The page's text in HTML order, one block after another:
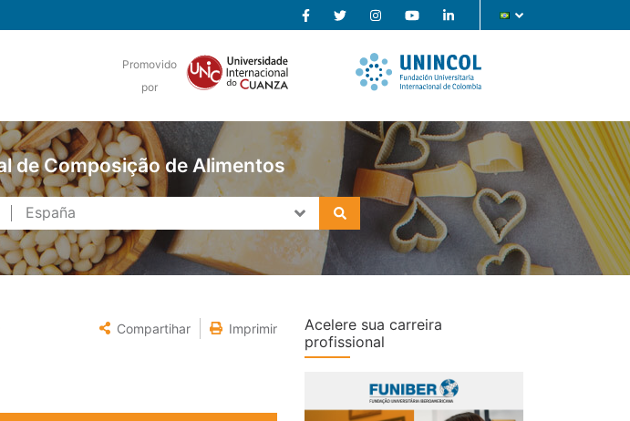
Promovido
por
de Composição de Alimentos
Compartihar Imprimir
Acelere sua carreira
profissional